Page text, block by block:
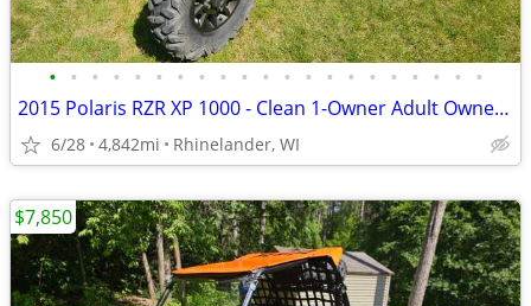
• • • • • • • • • • • • • • • • • • • • •
2015 Polaris RZR XP 1000 - Clean 1-Owner Adult Owned - New Tires
6/28 4,842mi Rhinelander, WI
$7,850